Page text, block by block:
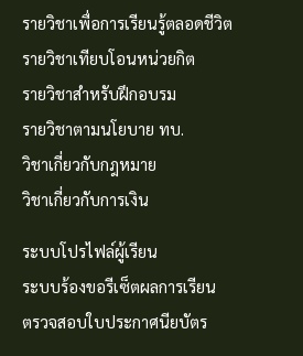
รายวิชาเพื่อการเรียนรู้ตลอดชีวิต
รายวิชาเทียบโอนหน่วยกิต
รายวิชาสำหรับฝึกอบรม
รายวิชาตามนโยบาย ทบ.
วิชาเกี่ยวกับกฎหมาย
วิชาเกี่ยวกับการเงิน
ระบบโปรไฟล์ผู้เรียน
ระบบร้องขอรีเซ็ตผลการเรียน
ตรวจสอบใบประกาศนียบัตร